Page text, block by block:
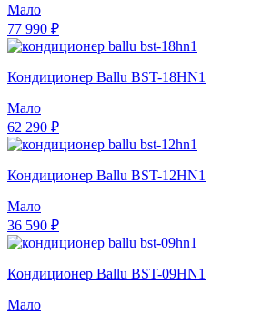
Мало
77 990 ₽
Кондиционер Ballu BST-18HN1
Мало
62 290 ₽
Кондиционер Ballu BST-12HN1
Мало
36 590 ₽
Кондиционер Ballu BST-09HN1
Мало